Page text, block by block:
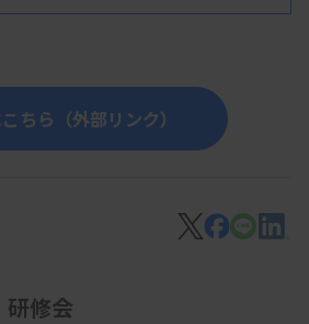
ちら（外部リンク）
研修会